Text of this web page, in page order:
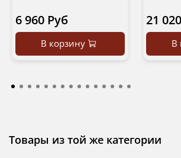
6 960 Руб
В корзину
21
В
Товары из той же категории